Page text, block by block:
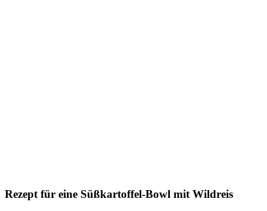
Rezept für eine Süßkartoffel-Bowl mit Wildreis